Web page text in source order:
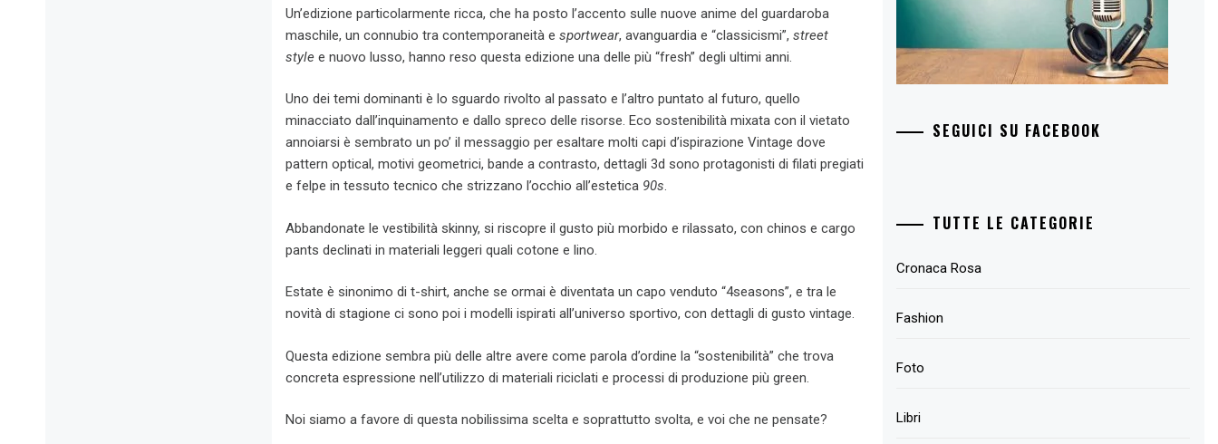
Un’edizione particolarmente ricca, che ha posto l’accento sulle nuove anime del guardaroba
maschile, un connubio tra contemporaneità e sportwear, avanguardia e “classicismi”, street
style e nuovo lusso, hanno reso questa edizione una delle più “fresh” degli ultimi anni.
Uno dei temi dominanti è lo sguardo rivolto al passato e l’altro puntato al futuro, quello
minacciato dall’inquinamento e dallo spreco delle risorse. Eco sostenibilità mixata con il vietato
annoiarsi è sembrato un po’ il messaggio per esaltare molti capi d’ispirazione Vintage dove
pattern optical, motivi geometrici, bande a contrasto, dettagli 3d sono protagonisti di filati pregiati
e felpe in tessuto tecnico che strizzano l’occhio all’estetica 90s.
Abbandonate le vestibilità skinny, si riscopre il gusto più morbido e rilassato, con chinos e cargo
pants declinati in materiali leggeri quali cotone e lino.
Estate è sinonimo di t-shirt, anche se ormai è diventata un capo venduto “4seasons”, e tra le
novità di stagione ci sono poi i modelli ispirati all’universo sportivo, con dettagli di gusto vintage.
Questa edizione sembra più delle altre avere come parola d’ordine la “sostenibilità” che trova
concreta espressione nell’utilizzo di materiali riciclati e processi di produzione più green.
Noi siamo a favore di questa nobilissima scelta e soprattutto svolta, e voi che ne pensate?
SEGUICI SU FACEBOOK
TUTTE LE CATEGORIE
Cronaca Rosa
Fashion
Foto
Libri